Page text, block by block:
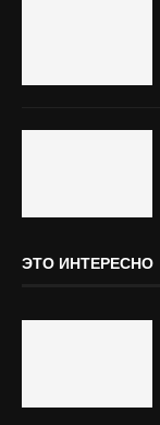
ЭТО ИНТЕРЕСНО